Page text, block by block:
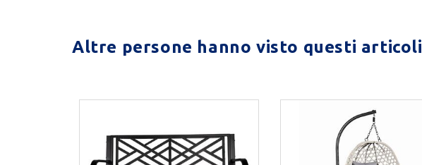
Altre persone hanno visto questi articoli